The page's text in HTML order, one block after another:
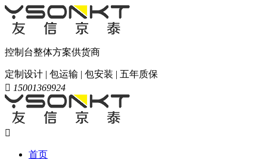
控制台整体方案供货商
定制设计 | 包运输 | 包安装 | 五年质保
 15001369924

首页